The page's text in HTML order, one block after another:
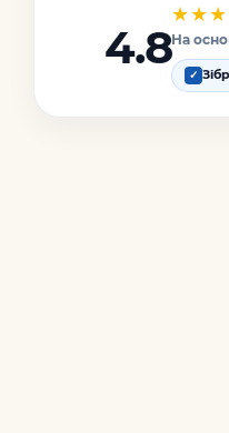
4.8На
✓